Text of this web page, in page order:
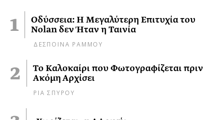
Οδύσσεια: Η Μεγαλύτερη Επιτυχία του
Nolan δεν Ήταν η Ταινία
ΔΕΣΠΟΙΝΑ ΡΑΜΜΟΥ
Το Καλοκαίρι που Φωτογραφίζεται πριν
Ακόμη Αρχίσει
ΡΙΑ ΣΠΥΡΟΥ